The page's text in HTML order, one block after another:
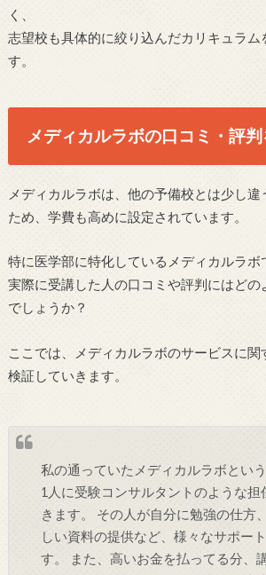
く、
志望校も具体的に絞り込んだカリキュラム
す。
メディカルラボの口コミ・評
メディカルラボは、他の予備校とは少し違
ため、学費も高めに設定されています。
特に医学部に特化しているメディカルラボ
実際に受講した人の口コミや評判にはどの
でしょうか？
ここでは、メディカルラボのサービスに関
検証していきます。
私の通っていたメディカルラボとい
1人に受験コンサルタントのような担
きます。 その人が自分に勉強の仕方
しい資料の提供など、様々なサポー
す。 また、高いお金を払ってる分、